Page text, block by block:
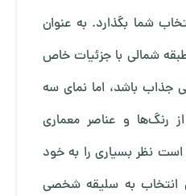
شما بگذارد. به عنوان
شمالی با جزئیات خاص
جذاب باشد، اما نمای سه
رنگ‌ها و عناصر معماری
نظر بسیاری را به خود
انتخاب به سلیقه شخصی